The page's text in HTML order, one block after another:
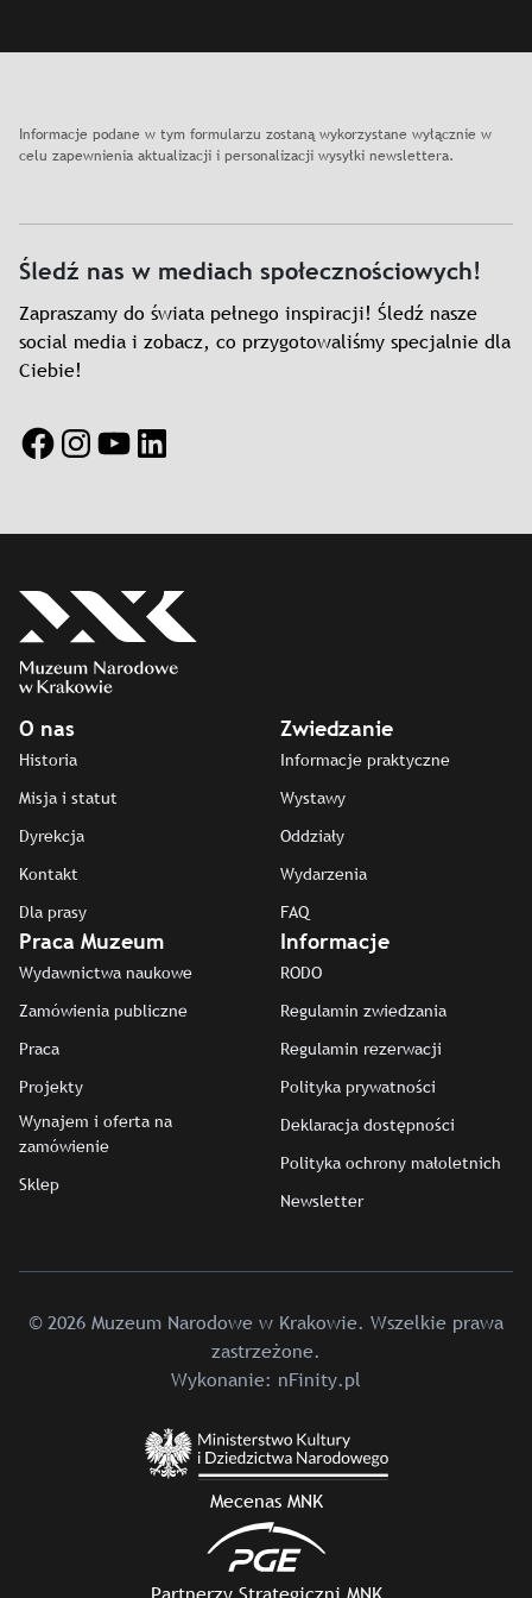
Informacje podane w tym formularzu zostaną wykorzystane wyłącznie w
celu zapewnienia aktualizacji i personalizacji wysyłki newslettera.
Śledź nas w mediach społecznościowych!
Zapraszamy do świata pełnego inspiracji! Śledź nasze
social media i zobacz, co przygotowaliśmy specjalnie dla
Ciebie!
Facebook
Instagram
YouTube
LinkedIn
O nas
Historia
Misja i statut
Dyrekcja
Kontakt
Dla prasy
Zwiedzanie
Informacje praktyczne
Wystawy
Oddziały
Wydarzenia
FAQ
Praca Muzeum
Wydawnictwa naukowe
Zamówienia publiczne
Praca
Projekty
Wynajem i oferta na
zamówienie
Sklep
Informacje
RODO
Regulamin zwiedzania
Regulamin rezerwacji
Polityka prywatności
Deklaracja dostępności
Polityka ochrony małoletnich
Newsletter
© 2026 Muzeum Narodowe w Krakowie. Wszelkie prawa
zastrzeżone.
Wykonanie: nFinity.pl
Mecenas MNK